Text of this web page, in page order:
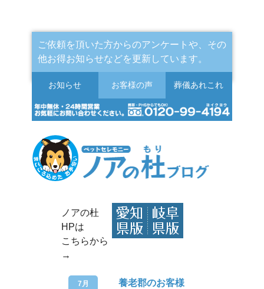
ご依頼を頂いた方からのアンケートや、その
他お得お知らせなどを更新しています。
お知らせ お客様の声 葬儀あれこれ
ノアの杜
HPは
こちらから
→
7月
養老郡のお客様